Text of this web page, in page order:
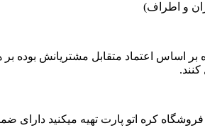
و اطراف)
بر اساس اعتماد متقابل مشتریانش
کره اتو پارت تهیه میکنید دارای